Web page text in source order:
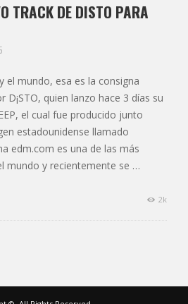
TRACK DE DISTO PARA
el mundo, esa es la consigna
D¡STO, quien lanzo hace 3 días su
el cual fue producido junto
estadounidense llamado
edm.com es una de las más
mundo y recientemente se …
2k